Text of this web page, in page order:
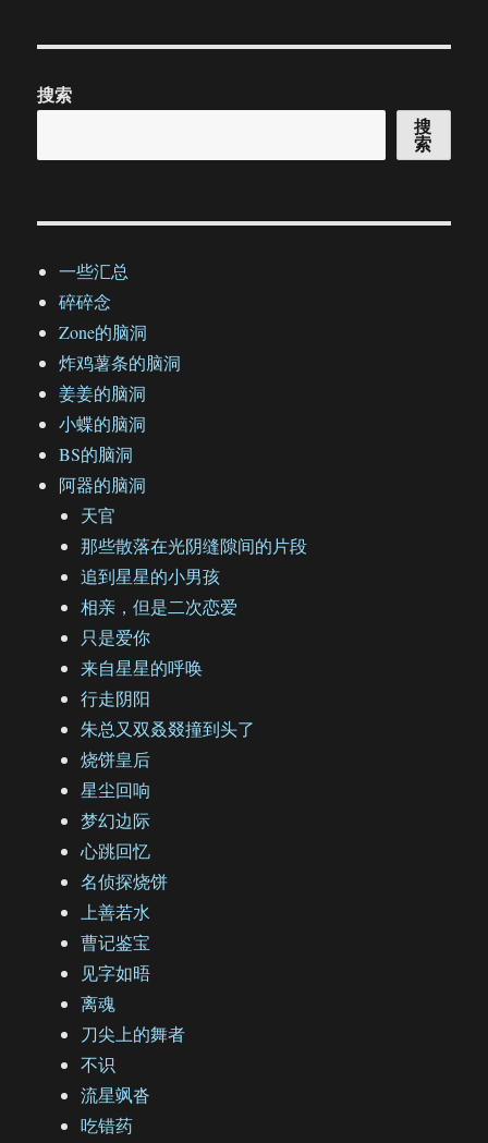
搜索
搜
索
一些汇总
碎碎念
Zone的脑洞
炸鸡薯条的脑洞
姜姜的脑洞
小蝶的脑洞
BS的脑洞
阿器的脑洞
天官
那些散落在光阴缝隙间的片段
追到星星的小男孩
相亲，但是二次恋爱
只是爱你
来自星星的呼唤
行走阴阳
朱总又双叒叕撞到头了
烧饼皇后
星尘回响
梦幻边际
心跳回忆
名侦探烧饼
上善若水
曹记鉴宝
见字如晤
离魂
刀尖上的舞者
不识
流星飒沓
吃错药